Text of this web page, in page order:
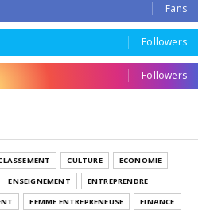
Fans
Followers
Followers
CULTURE
ECONOMIE
ENSEIGNEMENT
ENTREPRENDRE
FEMME ENTREPRENEUSE
FINANCE